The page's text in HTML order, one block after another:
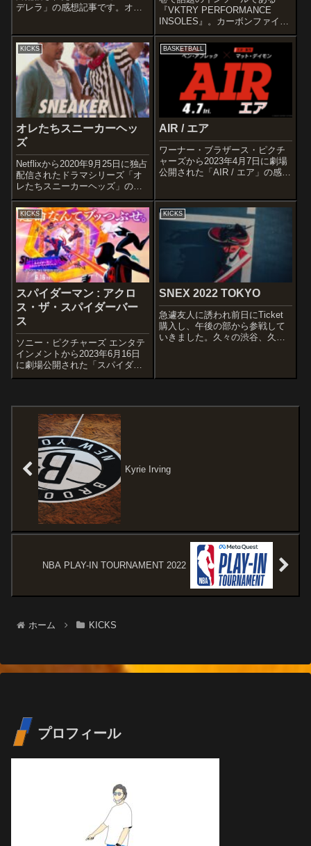
デレラ」の感想記事です。オス
地悪な継父と義理の兄弟たちと
ともに、その才能を隠しなが
ら、ストックボーイとして雑用
業務を...
『VKTRY PERFORMANCE
INSOLES』。カーボンファイバ
ーを使用したその反発力を実際
に使用し検証してみました。公
式サイトは以下からご覧くださ
い。そもそもVKTRYとは正式名
称がVKTRY Gear ...
KICKS
オレたちスニーカーヘッ
ズ
Netflixから2020年9月25日に独占
配信されたドラマシリーズ「オ
レたちスニーカーヘッズ」の感
想記事です。オススメ度あらす
じ結婚し子供も産まれ日々の生
活に追われていたデヴィンは、
ある日思い出のスニーカーを見
つける。そんな時にボビーと
出...
BASKETBALL
AIR / エア
ワーナー・ブラザース・ピクチ
ャーズから2023年4月7日に劇場
公開された「AIR / エア」の感想
の物語を描く作品です。オスス
メ度あらすじ＆予告編1984
年。 業績不振のナイキのバ...
KICKS
スパイダーマン : アクロ
ス・ザ・スパイダーバー
ス
ソニー・ピクチャーズ エンタテ
インメントから2023年6月16日
に劇場公開された「スパイダー
マン : アクロス・ザ・スパイダ
ース』(2018)の続編で、さらに
続編となる『スパイダーマン...
KICKS
SNEX 2022 TOKYO
急遽友人に誘われ前日にTicket
購入し、午後の部から参戦して
いきました。久々の渋谷、久々
大行列にビビりましたw ソアリ
入...
Kyrie Irving
NBA PLAY-IN TOURNAMENT 2022
ホーム KICKS
プロフィール